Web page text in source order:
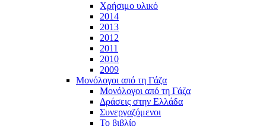
Χρήσιμο υλικό
2014
2013
2012
2011
2010
2009
Μονόλογοι από τη Γάζα
Μονόλογοι από τη Γάζα
Δράσεις στην Ελλάδα
Συνεργαζόμενοι
To βιβλίο